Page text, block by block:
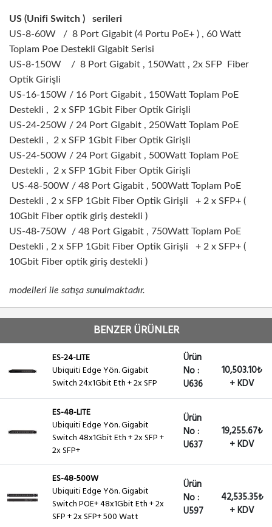
US (Unifi Switch ) serileri
US-8-60W / 8 Port Gigabit (4 Portu PoE+ ) , 60 Watt
Toplam Poe Destekli Gigabit Serisi
US-8-150W / 8 Port Gigabit , 150Watt , 2x SFP Fiber
Optik Girişli
US-16-150W / 16 Port Gigabit , 150Watt Toplam PoE
Destekli ,
2 x SFP 1Gbit Fiber Optik Girişli
US-24-250W / 24 Port Gigabit , 250Watt Toplam PoE
Destekli ,
2 x SFP 1Gbit Fiber Optik Girişli
US-24-500W / 24 Port Gigabit , 500Watt Toplam PoE
Destekli ,
2 x SFP 1Gbit Fiber Optik Girişli
US-48-500W / 48 Port Gigabit , 500Watt Toplam PoE
Destekli , 2 x SFP 1Gbit Fiber Optik Girişli + 2 x SFP+ (
10Gbit Fiber optik giriş destekli )
US-48-750W / 48 Port Gigabit , 750Watt Toplam PoE
Destekli , 2 x SFP 1Gbit Fiber Optik Girişli + 2 x SFP+ (
10Gbit Fiber optik giriş destekli )
modelleri ile satışa sunulmaktadır.
BENZER ÜRÜNLER
ES-24-LITE
Ubiquiti Edge Yön. Gigabit
Switch 24x1Gbit Eth + 2x SFP
Ürün
No :
U636
10,503.10₺
+ KDV
ES-48-LITE
Ubiquiti Edge Yön. Gigabit
Switch 48x1Gbit Eth + 2x SFP +
2x SFP+
Ürün
No :
U637
19,255.67₺
+ KDV
ES-48-500W
Ubiquiti Edge Yön. Gigabit
Switch POE+ 48x1Gbit Eth + 2x
SFP + 2x SFP+ 500 Watt
Ürün
No :
U597
42,535.35₺
+ KDV